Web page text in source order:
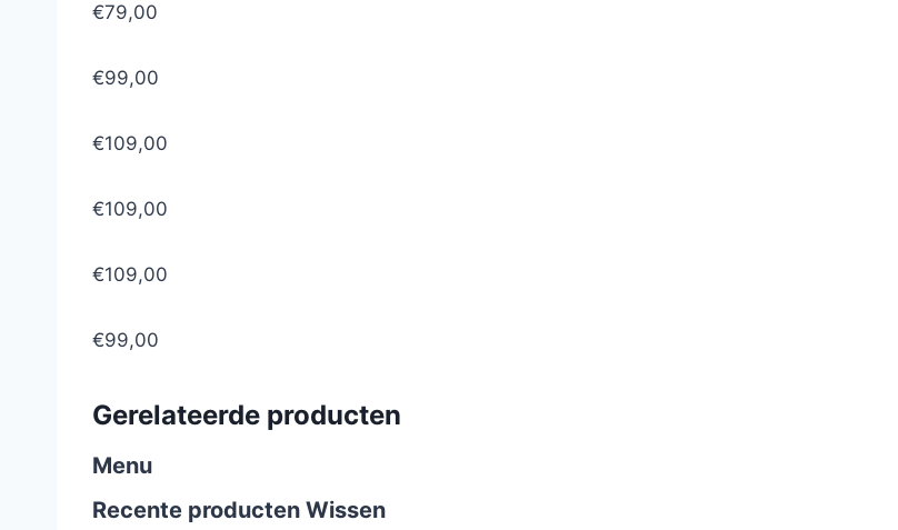
€79,00
€99,00
€109,00
€109,00
€109,00
€99,00
Gerelateerde producten
Menu
Recente producten Wissen